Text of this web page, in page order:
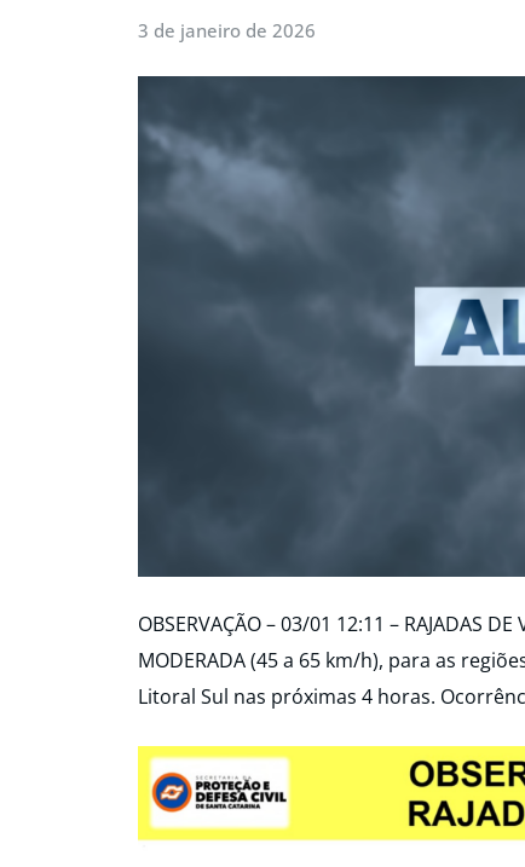
3 de janeiro de 2026
OBSERVAÇÃO – 03/01 12:11 – RAJADAS
MODERADA (45 a 65 km/h), para as
Litoral Sul nas próximas 4 horas.